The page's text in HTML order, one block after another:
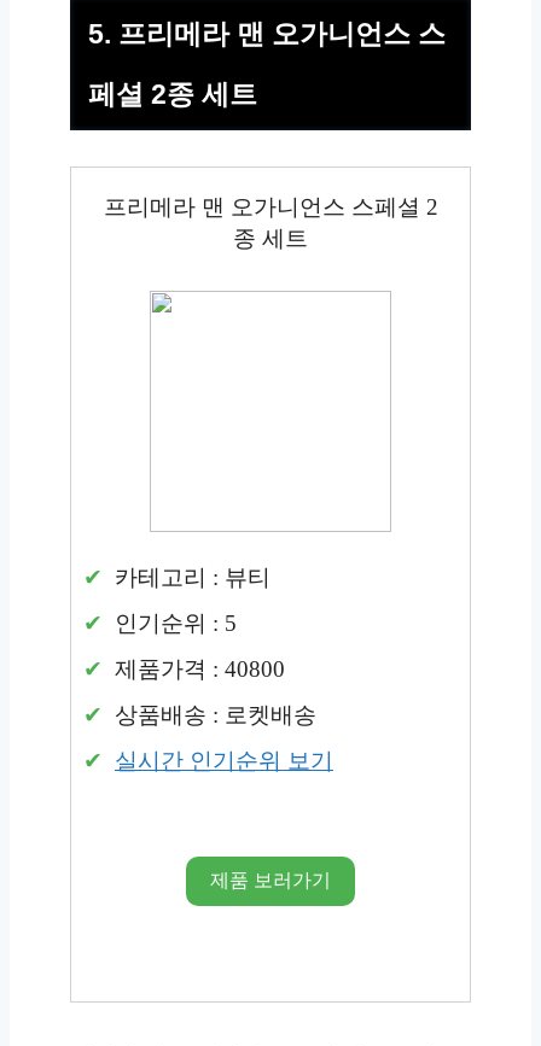
5. 프리메라 맨 오가니언스 스
페셜 2종 세트
프리메라 맨 오가니언스 스페셜 2
종 세트
카테고리 : 뷰티
인기순위 : 5
제품가격 : 40800
상품배송 : 로켓배송
실시간 인기순위 보기
제품 보러가기